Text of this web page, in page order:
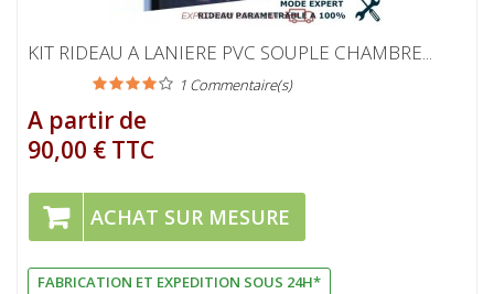
KIT RIDEAU A LANIERE PVC SOUPLE CHAMBRE...
1 Commentaire(s)
A partir de
90,00 € TTC
ACHAT SUR MESURE
FABRICATION ET EXPEDITION SOUS 24H*